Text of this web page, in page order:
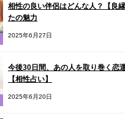
相性の良い伴侶はどんな人？【良
たの魅力
2025年6月27日
今後30日間、あの人を取り巻く恋
【相性占い】
2025年6月20日